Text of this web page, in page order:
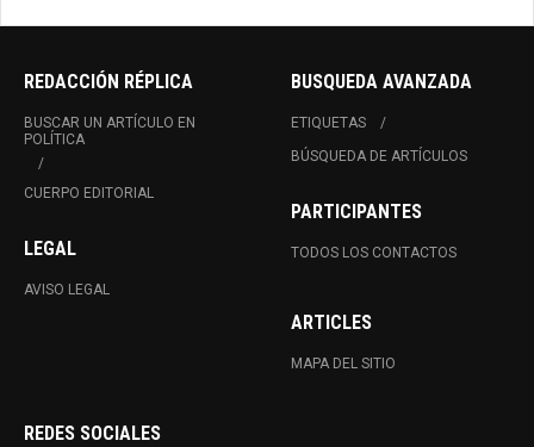
REDACCIÓN RÉPLICA
BUSCAR UN ARTÍCULO EN
POLÍTICA
CUERPO EDITORIAL
LEGAL
AVISO LEGAL
BUSQUEDA AVANZADA
ETIQUETAS
BÚSQUEDA DE ARTÍCULOS
PARTICIPANTES
TODOS LOS CONTACTOS
ARTICLES
MAPA DEL SITIO
REDES SOCIALES